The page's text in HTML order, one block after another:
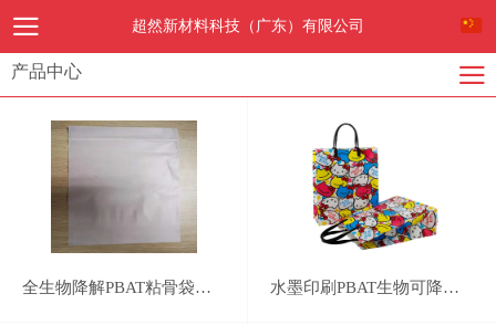
超然新材料科技（广东）有限公司
产品中心
全生物降解PBAT粘骨袋，自封袋，密封袋 水墨印刷PBAT生物可降解快递袋PLA100% compostable bag,PBAT cornstarched bag